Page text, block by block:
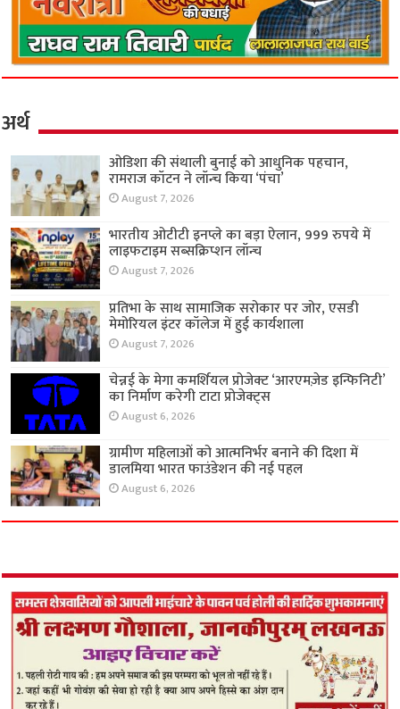
अर्थ
ओडिशा की संथाली बुनाई को आधुनिक पहचान,
रामराज कॉटन ने लॉन्च किया ‘पंचा’
August 7, 2026
भारतीय ओटीटी इनप्ले का बड़ा ऐलान, 999 रुपये में
लाइफटाइम सब्सक्रिप्शन लॉन्च
August 7, 2026
प्रतिभा के साथ सामाजिक सरोकार पर जोर, एसडी
मेमोरियल इंटर कॉलेज में हुई कार्यशाला
August 7, 2026
चेन्नई के मेगा कमर्शियल प्रोजेक्ट ‘आरएमज़ेड इन्फिनिटी’
का निर्माण करेगी टाटा प्रोजेक्ट्स
August 6, 2026
ग्रामीण महिलाओं को आत्मनिर्भर बनाने की दिशा में
डालमिया भारत फाउंडेशन की नई पहल
August 6, 2026